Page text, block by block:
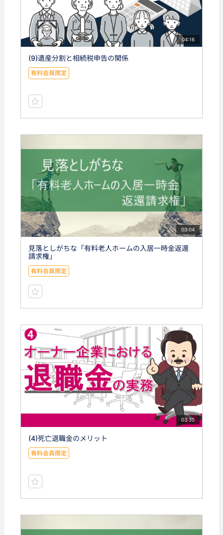
04:16
(9)遺産分割と相続税申告の関係
有料会員限定
03:04
見落としがちな「有料老人ホームの入居一時金返還
請求権」
有料会員限定
03:35
(4)死亡退職金のメリット
有料会員限定